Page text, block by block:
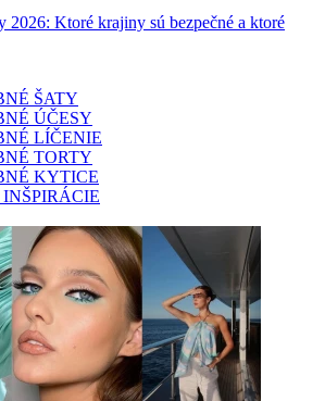
2026: Ktoré krajiny sú bezpečné a ktoré
ŠATY
ÚČESY
LÍČENIE
TORTY
KYTICE